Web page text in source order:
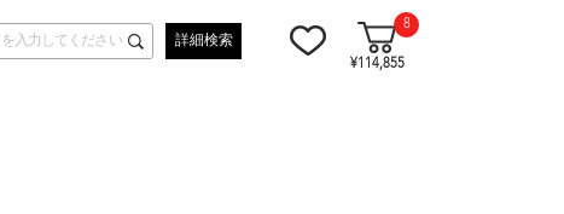
詳細検索
8
¥114,855